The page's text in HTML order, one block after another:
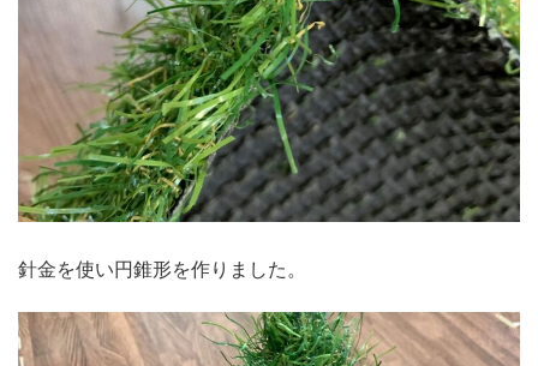
針金を使い円錐形を作りました。